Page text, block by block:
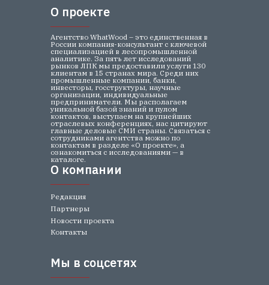
Редакция
Партнеры
Агентство WhatWood – это единственная в
России компания-консультант с ключевой
специализацией в лесопромышленной
аналитике. За пять лет исследований
рынков ЛПК мы предоставили услуги 130
клиентам в 15 странах мира. Среди них
промышленные компании, банки,
инвесторы, госструктуры, научные
организации, индивидуальные
предприниматели. Мы располагаем
уникальной базой знаний и пулом
контактов, выступаем на крупнейших
отраслевых конференциях, нас цитируют
главные деловые СМИ страны. Связаться с
сотрудниками агентства можно по
контактам в разделе «О проекте», а
ознакомиться с исследованиями — в
каталоге.
Новости проекта
Контакты
О проекте
О компании
Мы в соцсетях
О проекте
Мы в соцсетях
О компании